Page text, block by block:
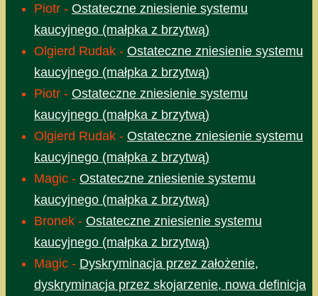
Piotr - Ostateczne zniesienie systemu
kaucyjnego (małpka z brzytwą)
Olgierd Rudak - Ostateczne zniesienie systemu
kaucyjnego (małpka z brzytwą)
Piotr - Ostateczne zniesienie systemu
kaucyjnego (małpka z brzytwą)
Olgierd Rudak - Ostateczne zniesienie systemu
kaucyjnego (małpka z brzytwą)
Magic - Ostateczne zniesienie systemu
kaucyjnego (małpka z brzytwą)
Bronek - Ostateczne zniesienie systemu
kaucyjnego (małpka z brzytwą)
Magic - Dyskryminacja przez założenie,
dyskryminacja przez skojarzenie, nowa definicja